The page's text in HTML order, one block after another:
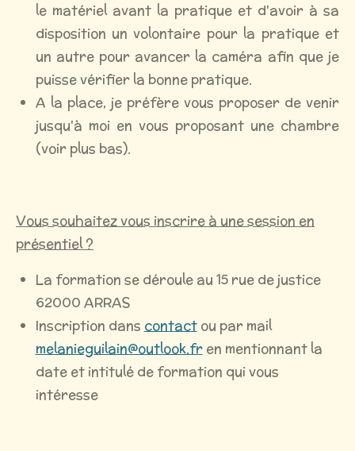
le matériel avant la pratique et d'avoir à sa
disposition un volontaire pour la pratique et
un autre pour avancer la caméra afin que je
puisse vérifier la bonne pratique.
A la place, je préfère vous proposer de venir
jusqu'à moi en vous proposant une chambre
(voir plus bas).
Vous souhaitez vous inscrire à une session en
présentiel ?
La formation se déroule au 15 rue de justice
62000 ARRAS
Inscription dans contactou par mail
melanieguilain@outlook.fren mentionnant la
date et intitulé de formation qui vous
intéresse